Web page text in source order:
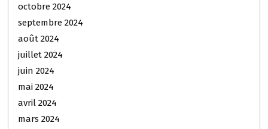
octobre 2024
septembre 2024
août 2024
juillet 2024
juin 2024
mai 2024
avril 2024
mars 2024